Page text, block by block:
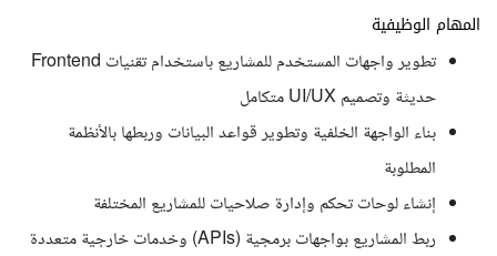
المهام الوظيفية
تطوير واجهات المستخدم للمشاريع باستخدام تقنيات Frontend
حديثة وتصميم UI/UX متكامل
بناء الواجهة الخلفية وتطوير قواعد البيانات وربطها بالأنظمة
المطلوبة
إنشاء لوحات تحكم وإدارة صلاحيات للمشاريع المختلفة
ربط المشاريع بواجهات برمجية (APIs) وخدمات خارجية متعددة